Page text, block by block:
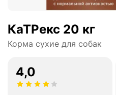
КаТРекс 20 кг
Корма сухие для собак
4,0